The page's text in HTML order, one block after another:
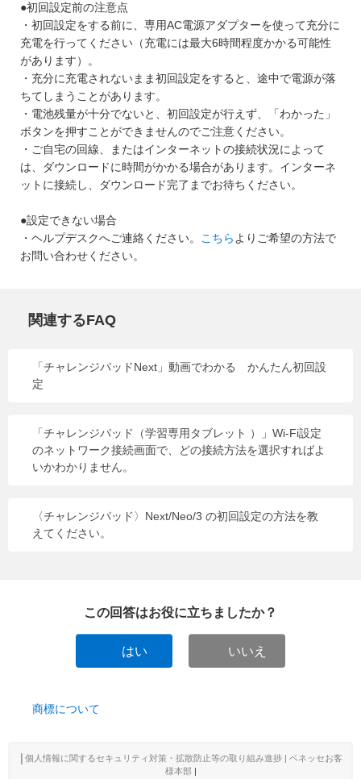
●初回設定前の注意点
・初回設定をする前に、専用AC電源アダプターを使って充分に
充電を行ってください（充電には最大6時間程度かかる可能性
があります）。
・充分に充電されないまま初回設定をすると、途中で電源が落
ちてしまうことがあります。
・電池残量が十分でないと、初回設定が行えず、「わかった」
ボタンを押すことができませんのでご注意ください。
・ご自宅の回線、またはインターネットの接続状況によって
は、ダウンロードに時間がかかる場合があります。インターネ
ットに接続し、ダウンロード完了までお待ちください。
●設定できない場合
・ヘルプデスクへご連絡ください。
こちら よりご希望の方法で
お問い合わせください。
関連するFAQ
「チャレンジパッドNext」動画でわかる かんたん初回設
定
「チャレンジパッド（学習専用タブレット ）」Wi-Fi設定
のネットワーク接続画面で、どの接続方法を選択すればよ
いかわかりません。
〈チャレンジパッド〉Next/Neo/3 の初回設定の方法を教
えてください。
この回答はお役に立ちましたか？
はい いいえ
商標について
個人情報に関するセキュリティ対策・拡散防止等の取り組み進捗 | ベネッセお客
様本部|